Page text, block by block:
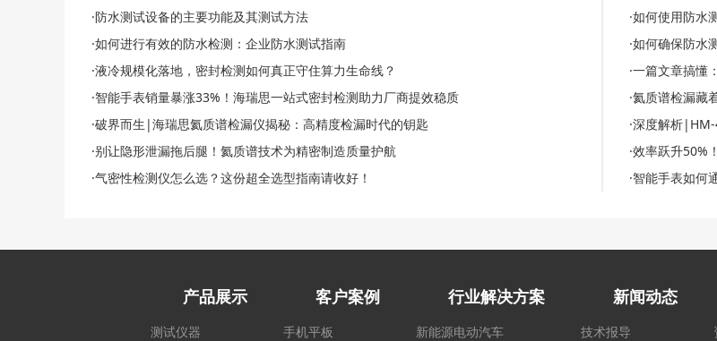
·防水测试设备的主要功能及其测试方法
·如何使用防水
·如何进行有效的防水检测：企业防水测试指南
·如何确保防水
·液冷规模化落地，密封检测如何真正守住算力生命线？
·一篇文章搞懂
·智能手表销量暴涨33%！海瑞思一站式密封检测助力厂商提效稳质
·氦质谱检漏藏
·破界而生|海瑞思氦质谱检漏仪揭秘：高精度检漏时代的钥匙
·深度解析
·别让隐形泄漏拖后腿！氦质谱技术为精密制造质量护航
·效率跃升50%
·气密性检测仪怎么选？这份超全选型指南请收好！
·智能手表如何
产品展示
测试仪器
客户案例
手机平板
行业解决方案
新能源电动汽车
新闻动态
技术报导